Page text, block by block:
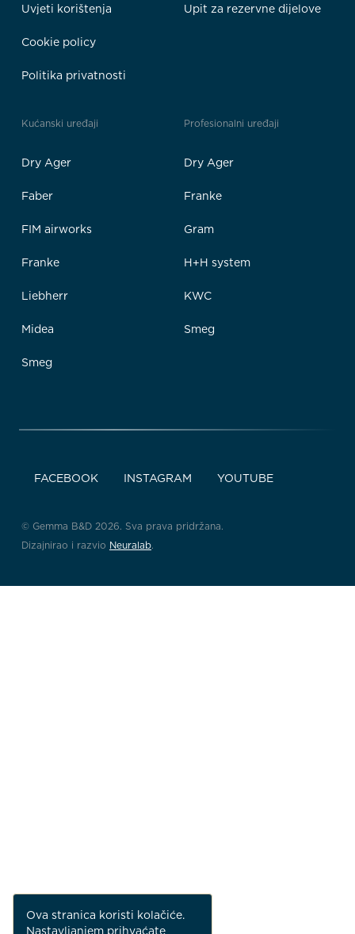
Uvjeti korištenja
Cookie policy
Politika privatnosti
Upit za rezervne dijelove
Kućanski uređaji
Dry Ager
Faber
FIM airworks
Franke
Liebherr
Midea
Smeg
Profesionalni uređaji
Dry Ager
Franke
Gram
H+H system
KWC
Smeg
FACEBOOK INSTAGRAM YOUTUBE
© Gemma B&D 2026. Sva prava pridržana.
Dizajnirao i razvio Neuralab.
Ova stranica koristi kolačiće.
Nastavljanjem prihvaćate